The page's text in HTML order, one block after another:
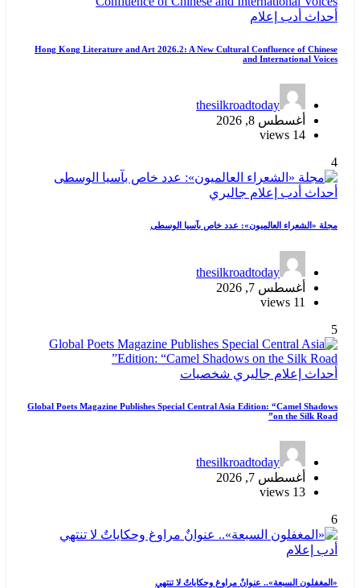
Hong Kong Literature and Art 2026.2: A New
بآسيا الوسطى
Global Poets Magazine Publishes Special
لا تنتهي